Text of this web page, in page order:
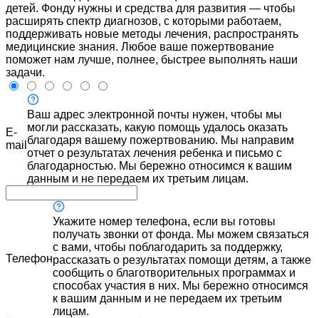
детей. Фонду нужны и средства для развития — чтобы
расширять спектр диагнозов, с которыми работаем,
поддерживать новые методы лечения, распространять
медицинские знания. Любое ваше пожертвование
поможет нам лучше, полнее, быстрее выполнять наши
задачи.
E-
mail
Ваш адрес электронной почты нужен, чтобы мы
могли рассказать, какую помощь удалось оказать
благодаря вашему пожертвованию. Мы направим
отчет о результатах лечения ребенка и письмо с
благодарностью. Мы бережно относимся к вашим
данным и не передаем их третьим лицам.
Телефон
Укажите номер телефона, если вы готовы
получать звонки от фонда. Мы можем связаться
с вами, чтобы поблагодарить за поддержку,
рассказать о результатах помощи детям, а также
сообщить о благотворительных программах и
способах участия в них. Мы бережно относимся
к вашим данным и не передаем их третьим
лицам.